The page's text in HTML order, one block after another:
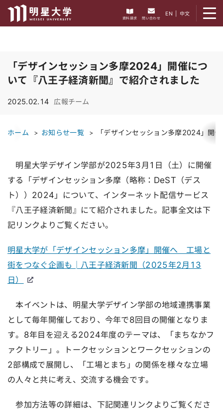
資料請求 問い合わせ
EN 中文
「デザインセッション多摩2024」開催につ
いて『八王子経済新聞』で紹介されました
2025.02.14 広報チーム
ホーム お知らせ一覧 「デザインセッション多摩2024」開
明星大学デザイン学部が2025年3月1日（土）に開催
する「デザインセッション多摩（略称：DeST（デス
ト））2024」について、インターネット配信サービス
『八王子経済新聞』にて紹介されました。記事全文は下
記リンクよりご覧ください。
明星大学が「デザインセッション多摩」開催へ 工場と
街をつなぐ企画も│八王子経済新聞（2025年2月13
日）
本イベントは、明星大学デザイン学部の地域連携事業
として毎年開催しており、今年で8回目の開催となりま
す。8年目を迎える2024年度のテーマは、「まちなかフ
ァクトリー」。トークセッションとワークセッションの
2部構成で展開し、「工場とまち」の関係を様々な立場
の人々と共に考え、交流する機会です。
参加方法等の詳細は、下記関連リンクよりご覧くださ